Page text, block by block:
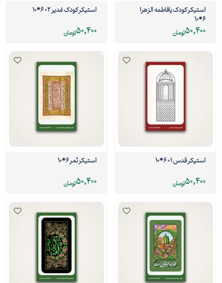
استیکر کودک یافاطمه الزهرا
6*10
50,400تومان
استیکر کودک غدیر 02 6*10
50,400تومان
استیکر قدس 01 6*10
50,400تومان
استیکر ثمر 6*10
50,400تومان